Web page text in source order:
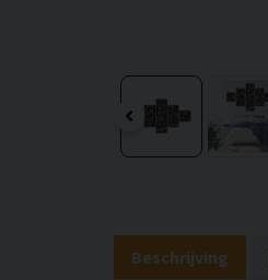
Beschrijving